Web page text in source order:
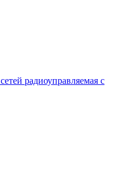
радиоуправляемая с